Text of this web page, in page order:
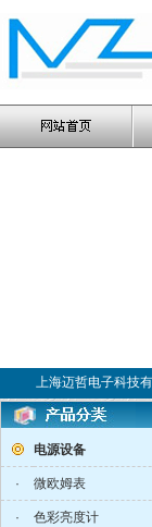
上海迈哲电子科技
电源设备
· 微欧姆表
· 色彩亮度计